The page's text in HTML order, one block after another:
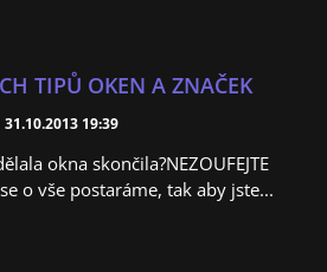
TIPŮ OKEN A ZNAČEK
31.10.2013 19:39
okna skončila?NEZOUFEJTE
o vše postaráme, tak aby jste...